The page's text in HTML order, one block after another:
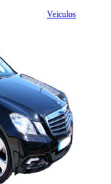
Veiculos